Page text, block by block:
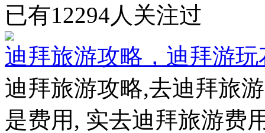
已有12294人关注过
迪拜旅游攻略，迪拜游
迪拜旅游攻略,去迪拜旅
是费用, 实去迪拜旅游费